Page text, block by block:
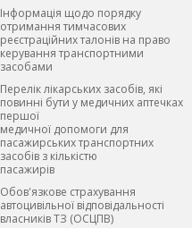
Інформація щодо порядку
отримання тимчасових
реєстраційних талонів на право
керування транспортними
засобами
Перелік лікарських засобів, які
повинні бути у медичних аптечках
першої
медичної допомоги для
пасажирських транспортних
засобів з кількістю
пасажирів
Обов'язкове страхування
автоцивільної відповідальності
власників ТЗ (ОСЦПВ)